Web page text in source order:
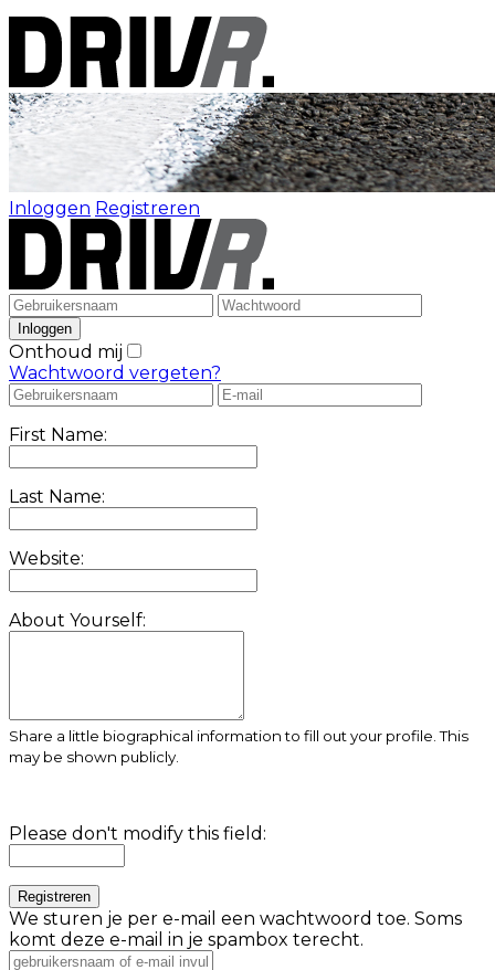
Inloggen Registreren
Onthoud mij
Wachtwoord vergeten?
First Name:
Last Name:
Website:
About Yourself:
Share a little biographical information to fill out your profile. This
may be shown publicly.
Please don't modify this field:
We sturen je per e-mail een wachtwoord toe. Soms
komt deze e-mail in je spambox terecht.